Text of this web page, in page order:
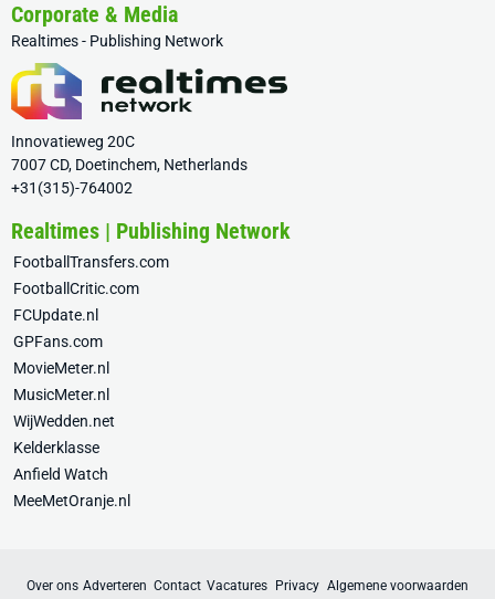
Corporate & Media
Realtimes - Publishing Network
Innovatieweg 20C
7007 CD, Doetinchem, Netherlands
+31(315)-764002
Realtimes | Publishing Network
FootballTransfers.com
FootballCritic.com
FCUpdate.nl
GPFans.com
MovieMeter.nl
MusicMeter.nl
WijWedden.net
Kelderklasse
Anfield Watch
MeeMetOranje.nl
Over ons Adverteren Contact Vacatures Privacy Algemene voorwaarden